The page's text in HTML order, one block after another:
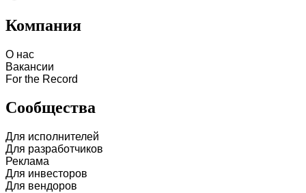
Компания
О нас
Вакансии
For the Record
Сообщества
Для исполнителей
Для разработчиков
Реклама
Для инвесторов
Для вендоров